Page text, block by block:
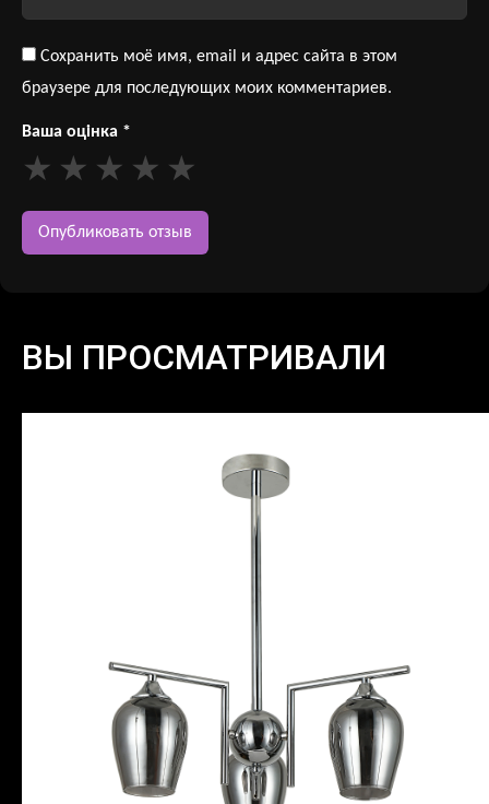
Сохранить моё имя, email и адрес сайта в этом
браузере для последующих моих комментариев.
Ваша оцінка *
ВЫ ПРОСМАТРИВАЛИ